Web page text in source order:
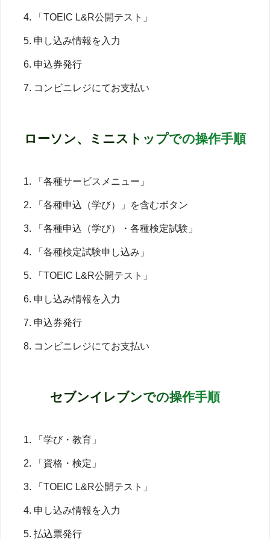
「TOEIC L&R公開テスト」
申し込み情報を入力
申込券発行
コンビニレジにてお支払い
ローソン、ミニストップでの操作手順
「各種サービスメニュー」
「各種申込（学び）」を含むボタン
「各種申込（学び）・各種検定試験」
「各種検定試験申し込み」
「TOEIC L&R公開テスト」
申し込み情報を入力
申込券発行
コンビニレジにてお支払い
セブンイレブンでの操作手順
「学び・教育」
「資格・検定」
「TOEIC L&R公開テスト」
申し込み情報を入力
払込票発行